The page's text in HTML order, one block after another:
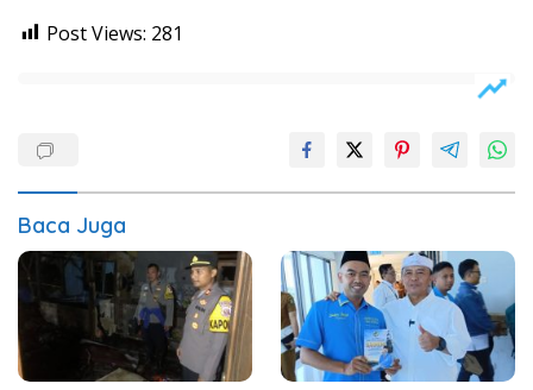
Post Views: 281
Baca Juga